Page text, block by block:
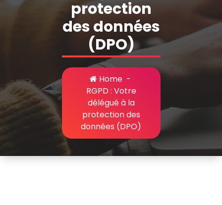
protection
des données
(DPO)
Home-
RGPD : Votre
délégué à la
protection des
données (DPO)